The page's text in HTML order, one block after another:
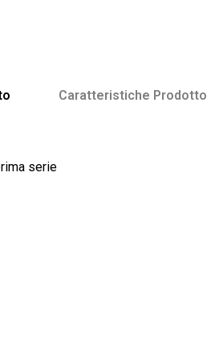
Caratteristiche Prodotto​
serie